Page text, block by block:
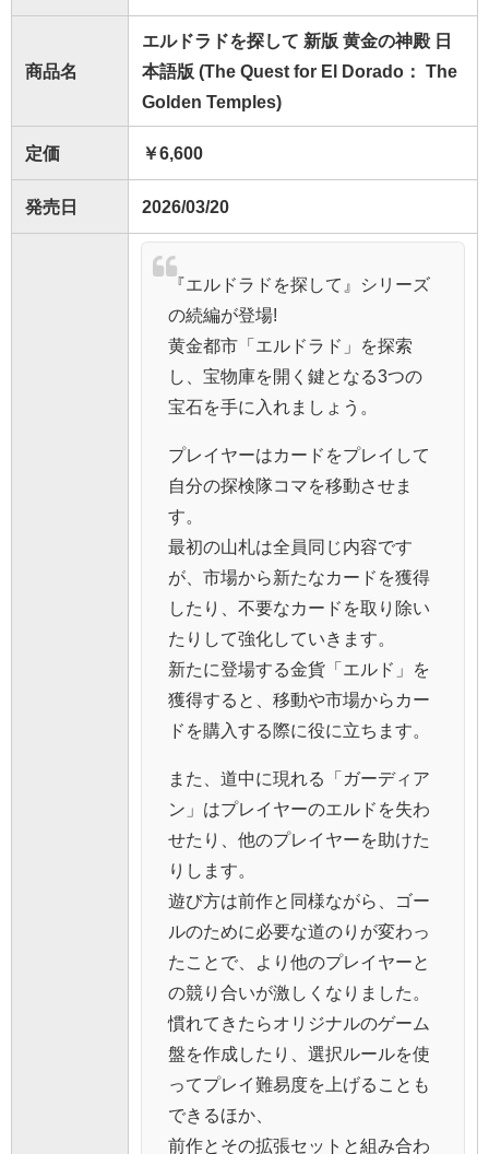
商品名
エルドラドを探して 新版 黄金の神殿 日
本語版 (The Quest for El Dorado： The
Golden Temples)
定価 ￥6,600
発売日 2026/03/20
『エルドラドを探して』シリーズ
の続編が登場!
黄金都市「エルドラド」を探索
し、宝物庫を開く鍵となる3つの
宝石を手に入れましょう。
プレイヤーはカードをプレイして
自分の探検隊コマを移動させま
す。
最初の山札は全員同じ内容です
が、市場から新たなカードを獲得
したり、不要なカードを取り除い
たりして強化していきます。
新たに登場する金貨「エルド」を
獲得すると、移動や市場からカー
ドを購入する際に役に立ちます。
また、道中に現れる「ガーディア
ン」はプレイヤーのエルドを失わ
せたり、他のプレイヤーを助けた
りします。
遊び方は前作と同様ながら、ゴー
ルのために必要な道のりが変わっ
たことで、より他のプレイヤーと
の競り合いが激しくなりました。
慣れてきたらオリジナルのゲーム
盤を作成したり、選択ルールを使
ってプレイ難易度を上げることも
できるほか、
前作とその拡張セットと組み合わ